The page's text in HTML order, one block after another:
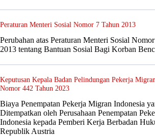
Peraturan Menteri Sosial Nomor 7 Tahun 2013
Perubahan atas Peraturan Menteri Sosial
2013 tentang Bantuan Sosial Bagi Korban
Keputusan Kepala Badan Pelindungan Pekerja
Nomor 442 Tahun 2023
Biaya Penempatan Pekerja Migran Indonesia
Ditempatkan oleh Perusahaan Penempatan
Indonesia kepada Pemberi Kerja Berbadan
Republik Austria